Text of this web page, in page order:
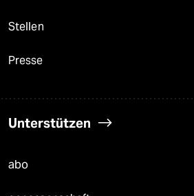
Stellen
Presse
Unterstützen
abo